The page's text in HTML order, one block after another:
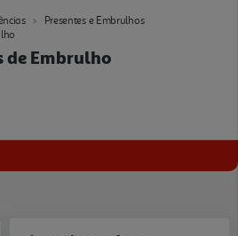
Presentes e Embrulhos
de Embrulho